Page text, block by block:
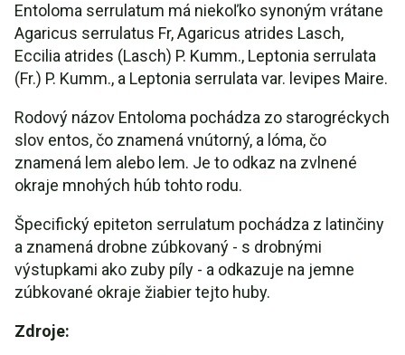
Entoloma serrulatum má niekoľko synoným vrátane
Agaricus serrulatus Fr, Agaricus atrides Lasch,
Eccilia atrides (Lasch) P. Kumm., Leptonia serrulata
(Fr.) P. Kumm., a Leptonia serrulata var. levipes Maire.
Rodový názov Entoloma pochádza zo starogréckych
slov entos, čo znamená vnútorný, a lóma, čo
znamená lem alebo lem. Je to odkaz na zvlnené
okraje mnohých húb tohto rodu.
Špecifický epiteton serrulatum pochádza z latinčiny
a znamená drobne zúbkovaný - s drobnými
výstupkami ako zuby píly - a odkazuje na jemne
zúbkované okraje žiabier tejto huby.
Zdroje: